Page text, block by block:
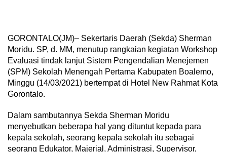
GORONTALO(JM)– Sekertaris Daerah (Sekda) Sherman
Moridu. SP, d. MM, menutup rangkaian kegiatan Workshop
Evaluasi tindak lanjut Sistem Pengendalian Menejemen
(SPM) Sekolah Menengah Pertama Kabupaten Boalemo,
Minggu (14/03/2021) bertempat di Hotel New Rahmat Kota
Gorontalo.
Dalam sambutannya Sekda Sherman Moridu
menyebutkan beberapa hal yang dituntut kepada para
kepala sekolah, seorang kepala sekolah itu sebagai
seorang Edukator, Majerial, Administrasi, Supervisor,